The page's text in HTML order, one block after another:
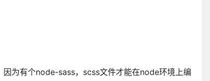
为有个node-sass，scss文件才能在node环境上编